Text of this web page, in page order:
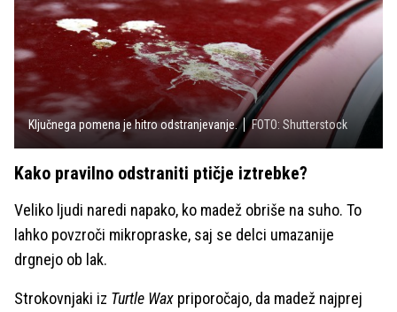
Ključnega pomena je hitro odstranjevanje. FOTO: Shutterstock
Kako pravilno odstraniti ptičje iztrebke?
Veliko ljudi naredi napako, ko madež obriše na suho. To
lahko povzroči mikropraske, saj se delci umazanije
drgnejo ob lak.
Strokovnjaki iz Turtle Wax priporočajo, da madež najprej